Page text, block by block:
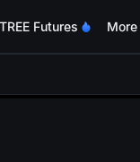
Futures More